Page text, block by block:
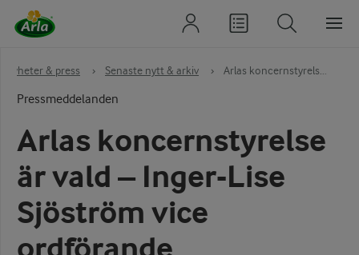
Nyheter & press › Senaste nytt & arkiv › Arlas koncernstyrels...
Pressmeddelanden
Arlas koncernstyrelse
är vald – Inger-Lise
Sjöström vice